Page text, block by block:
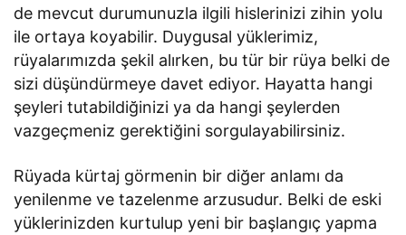
de mevcut durumunuzla ilgili hislerinizi zihin yolu
ile ortaya koyabilir. Duygusal yüklerimiz,
rüyalarımızda şekil alırken, bu tür bir rüya belki de
sizi düşündürmeye davet ediyor. Hayatta hangi
şeyleri tutabildiğinizi ya da hangi şeylerden
vazgeçmeniz gerektiğini sorgulayabilirsiniz.
Rüyada kürtaj görmenin bir diğer anlamı da
yenilenme ve tazelenme arzusudur. Belki de eski
yüklerinizden kurtulup yeni bir başlangıç yapma